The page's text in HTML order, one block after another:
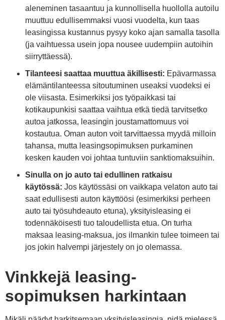
aleneminen tasaantuu ja kunnollisella huollolla autoilu
muuttuu edullisemmaksi vuosi vuodelta, kun taas
leasingissa kustannus pysyy koko ajan samalla tasolla
(ja vaihtuessa usein jopa nousee uudempiin autoihin
siirryttäessä).
Tilanteesi saattaa muuttua äkillisesti: Epävarmassa
elämäntilanteessa sitoutuminen useaksi vuodeksi ei
ole viisasta. Esimerkiksi jos työpaikkasi tai
kotikaupunkisi saattaa vaihtua etkä tiedä tarvitsetko
autoa jatkossa, leasingin joustamattomuus voi
kostautua. Oman auton voit tarvittaessa myydä milloin
tahansa, mutta leasingsopimuksen purkaminen
kesken kauden voi johtaa tuntuviin sanktiomaksuihin.
Sinulla on jo auto tai edullinen ratkaisu
käytössä: Jos käytössäsi on vaikkapa velaton auto tai
saat edullisesti auton käyttöösi (esimerkiksi perheen
auto tai työsuhdeauto etuna), yksityisleasing ei
todennäköisesti tuo taloudellista etua. On turha
maksaa leasing-maksua, jos ilmankin tulee toimeen tai
jos jokin halvempi järjestely on jo olemassa.
Vinkkejä leasing-
sopimuksen harkintaan